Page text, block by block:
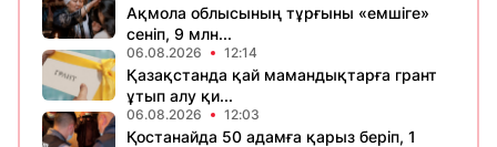
Ақмола облысының тұрғыны «емшіге»
сеніп, 9 млн...
06.08.2026 12:14
Қазақстанда қай мамандықтарға грант
ұтып алу қи...
06.08.2026 12:03
Қостанайда 50 адамға қарыз беріп, 1